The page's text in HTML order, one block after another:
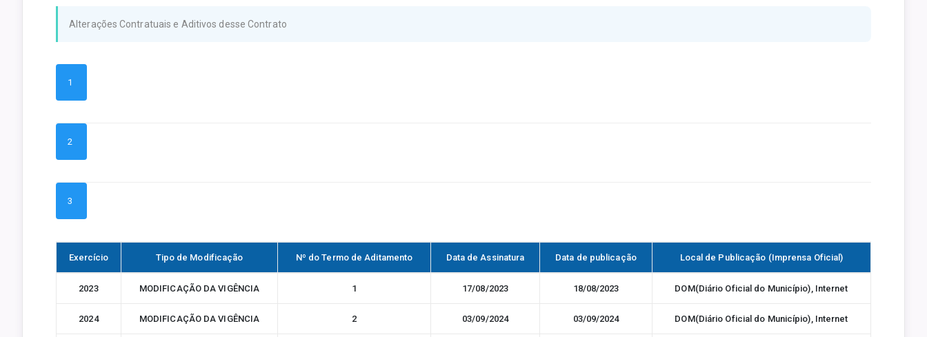
Alterações Contratuais e Aditivos desse Contrato
1
2
3
Exercício Tipo de Modificação Nº do Termo de Aditamento Data de Assinatura Data de publicação Local de Publicação (Imprensa Oficial)
2023 MODIFICAÇÃO DA VIGÊNCIA 1 17/08/2023 18/08/2023 DOM(Diário Oficial do Município), Internet
2024 MODIFICAÇÃO DA VIGÊNCIA 2 03/09/2024 03/09/2024 DOM(Diário Oficial do Município), Internet